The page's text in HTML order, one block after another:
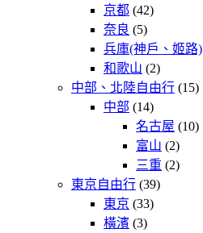
京都 (42)
奈良 (5)
兵庫(神戶、姬路)
和歌山 (2)
中部、北陸自由行 (15)
中部 (14)
名古屋 (10)
富山 (2)
三重 (2)
東京自由行 (39)
東京 (33)
橫濱 (3)